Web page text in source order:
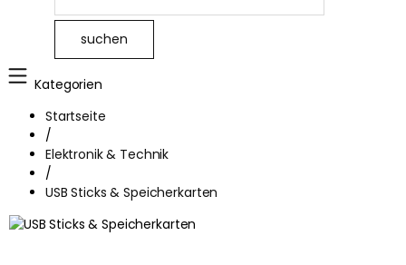
Kategorien
Startseite
/
Elektronik & Technik
/
USB Sticks & Speicherkarten